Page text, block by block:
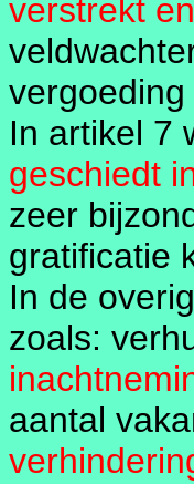
verstrekt
In artikel 7
geschiedt
zeer
gratificatie
In de
zoals:
aantal